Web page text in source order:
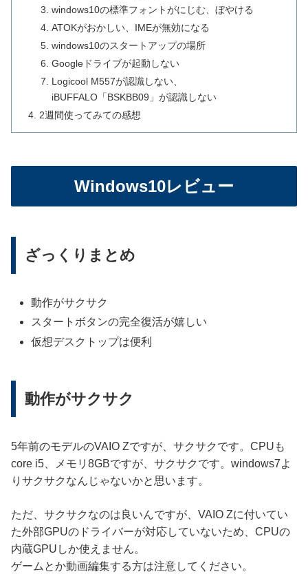
windows10の標準フォントがにじむ、ぼやける
ATOKがおかしい、IMEが無効になる
windows10のスタートアップの場所
Googleドライブが起動しない
Logicool M557が認識しない、
iBUFFALO「BSKBB09」が認識しない
2週間使ってみての感想
Windows10レビュー
ざっくりまとめ
動作がサクサク
スタートボタンの完全復活が嬉しい
仮想デスクトップは便利
動作がサクサク
5年前のモデルのVAIO Zですが、サクサクです。CPUも
core i5、メモリ8GBですが、サクサクです。windows7よ
りサクサクなんじゃないかと思います。
ただ、サクサクなのは良いんですが、VAIO Zに付いてい
た外部GPUのドライバーが対応していないため、CPUの
内蔵GPUしか使えません。
ゲームとか動画編集する方は注意してください。